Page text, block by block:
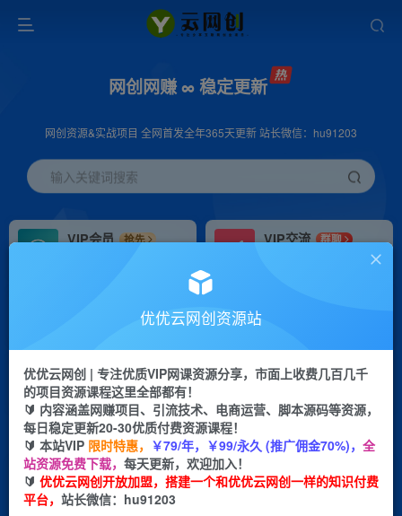
网创网赚 ∞ 稳定更新
网创资源&实战项目 全网首发全年365天更新 站长微信：hu91203
输入关键词搜索
VIP会员
抢先
VIP交流
群聊
研究探讨更多创业项目路子。
会员专属推广链接
挂机 项目
脚本卡密
APP下载
GO
首页 创业课程 会员专属 正文
（7105期）AIGC-商业变现特训营 AI时代来临，
焦虑不如行动 躬身入局是最好的选择
优优云网创资源站
优优云网创 | 专注优质VIP网课资源分享，市面上收费几百几千
的项目资源课程这里全部都有！
🔰 内容涵盖网赚项目、引流技术、电商运营、脚本源码等资源，
每日稳定更新20-30优质付费资源课程！
🔰 本站VIP 限时特惠， ￥79/年，￥99/永久 (推广佣金70%)， 全
站资源免费下载， 每天更新，欢迎加入！
🔰 优优云网创开放加盟，搭建一个和优优云网创一样的知识付费
平台， 站长微信：hu91203